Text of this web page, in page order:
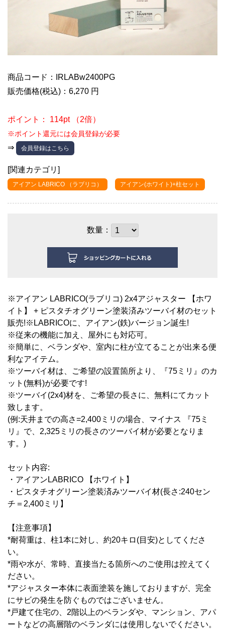
商品コード：IRLABw2400PG
販売価格(税込)：6,270 円
ポイント： 114pt （2倍）
※ポイント還元には会員登録が必要
⇒ 会員登録はこちら
[関連カテゴリ]
アイアン LABRICO （ラブリコ） アイアン(ホワイト)+柱セット
数量：
※アイアン LABRICO(ラブリコ) 2x4アジャスター 【ホワ
イト】 + ピスタチオグリーン塗装済みツーバイ材のセット
販売!※LABRICOに、アイアン(鉄)バージョン誕生!
※従来の機能に加え、屋外にも対応可。
※簡単に、ベランダや、室内に柱が立てることが出来る便
利なアイテム。
※ツーバイ材は、ご希望の設置箇所より、『75ミリ』のカ
ット(無料)が必要です!
※ツーバイ(2x4)材を、ご希望の長さに、無料にてカット
致します。
(例:天井までの高さ=2,400ミリの場合、マイナス 『75ミ
リ』で、2,325ミリの長さのツーバイ材が必要となりま
す。)
セット内容:
・アイアンLABRICO 【ホワイト】
・ピスタチオグリーン塗装済みツーバイ材(長さ:240セン
チ＝2,400ミリ】
【注意事項】
*耐荷重は、柱1本に対し、約20キロ(目安)としてくださ
い。
*雨や水が、常時、直接当たる箇所へのご使用は控えてく
ださい。
*アジャスター本体に表面塗装を施しておりますが、完全
にサビの発生を防ぐものではございません。
*戸建て住宅の、2階以上のベランダや、マンション、アパ
ートなどの高層階のベランダには使用しないでください。